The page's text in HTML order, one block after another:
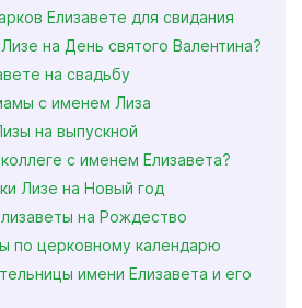
Елизавете для свидания
на День святого Валентина?
на свадьбу
с именем Лиза
на выпускной
с именем Елизавета?
Лизе на Новый год
на Рождество
по церковному календарю
имени Елизавета и его